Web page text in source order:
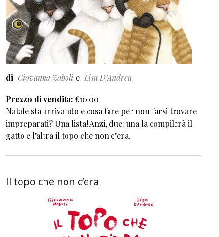
di Giovanna Zoboli Lisa D’Andrea
Prezzo di vendita €10.00
Natale sta arrivando e cosa fare per non farsi trovare
impreparati? Una lista! Anzi, due: una la compilerà il
gatto e l’altra il topo che non c’era.
Il topo che non c’era